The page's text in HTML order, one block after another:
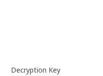
Decryption Key